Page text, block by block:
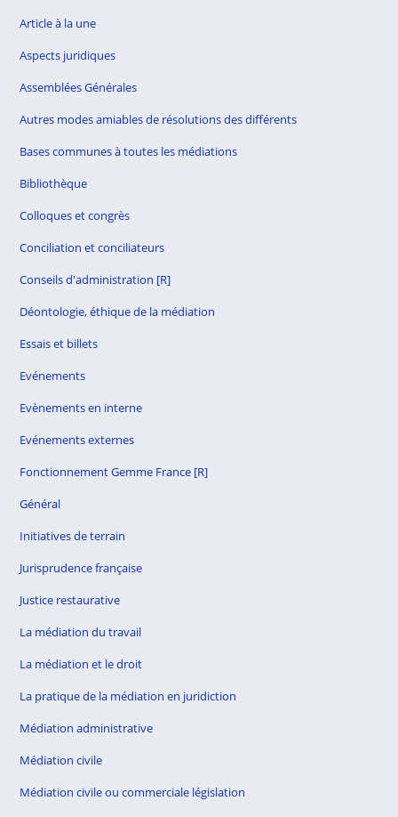
Article à la une
Aspects juridiques
Assemblées Générales
Autres modes amiables de résolutions des différents
Bases communes à toutes les médiations
Bibliothèque
Colloques et congrès
Conciliation et conciliateurs
Conseils d'administration [R]
Déontologie, éthique de la médiation
Essais et billets
Evénements
Evènements en interne
Evénements externes
Fonctionnement Gemme France [R]
Général
Initiatives de terrain
Jurisprudence française
Justice restaurative
La médiation du travail
La médiation et le droit
La pratique de la médiation en juridiction
Médiation administrative
Médiation civile
Médiation civile ou commerciale législation